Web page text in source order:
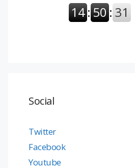
Social
Twitter
Facebook
Youtube